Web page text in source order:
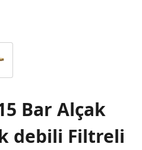
Bar Alçak
debili Filtreli